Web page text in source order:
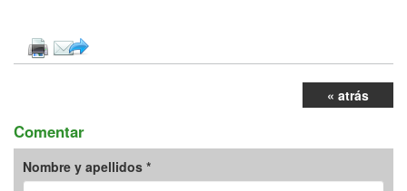
« atrás
Comentar
Nombre y apellidos *